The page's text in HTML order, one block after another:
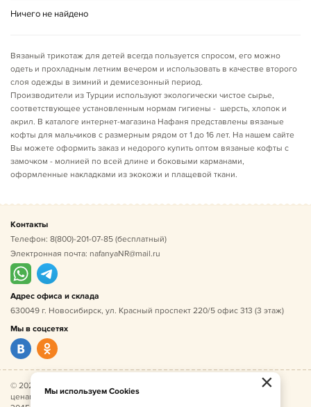
Ничего не найдено
Вязаный трикотаж для детей всегда пользуется спросом, его можно
одеть и прохладным летним вечером и использовать в качестве второго
слоя одежды в зимний и демисезонный период.
Производители из Турции используют экологически чистое сырье,
соответствующее установленным нормам гигиены - шерсть, хлопок и
акрил. В каталоге интернет-магазина Нафаня представлены вязаные
кофты для мальчиков с размерным рядом от 1 до 16 лет. На нашем сайте
Вы можете оформить заказ и недорого купить оптом вязаные кофты с
замочком - молнией по всей длине и боковыми карманами,
оформленные накладками из экокожи и плащевой ткани.
Контакты
Телефон: 8(800)-201-07-85 (бесплатный)
Электронная почта: nafanyaNR@mail.ru
Адрес офиса и склада
630049 г. Новосибирск, ул. Красный проспект 220/5 офис 313 (3 этаж)
Мы в соцсетях
© 2026 Нафаня — оптовые поставки детской одежды по
ценам производителя. ИНН 541005493544, ОГРН
×
Мы используем Cookies